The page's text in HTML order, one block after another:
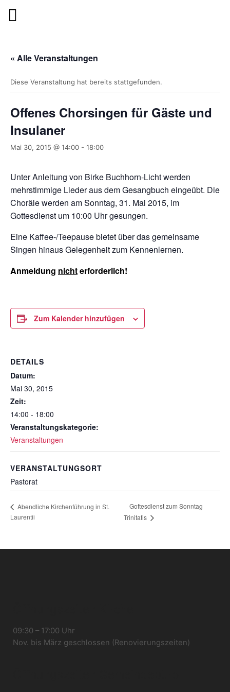
« Alle Veranstaltungen
Diese Veranstaltung hat bereits stattgefunden.
Offenes Chorsingen für Gäste und
Insulaner
Mai 30, 2015 @ 14:00 - 18:00
Unter Anleitung von Birke Buchhorn-Licht werden
mehrstimmige Lieder aus dem Gesangbuch eingeübt. Die
Choräle werden am Sonntag, 31. Mai 2015, im
Gottesdienst um 10:00 Uhr gesungen.
Eine Kaffee-/Teepause bietet über das gemeinsame
Singen hinaus Gelegenheit zum Kennenlernen.
Anmeldung nichterforderlich!
Zum Kalender hinzufügen
DETAILS
Datum:
Mai 30, 2015
Zeit:
14:00 - 18:00
Veranstaltungskategorie:
Veranstaltungen
VERANSTALTUNGSORT
Pastorat
Abendliche Kirchenführung in St.
Laurentii
Gottesdienst zum Sonntag
Trinitatis
09:30 – 17:00 Uhr
Nov. bis März geschlossen (Renovierungszeiten)